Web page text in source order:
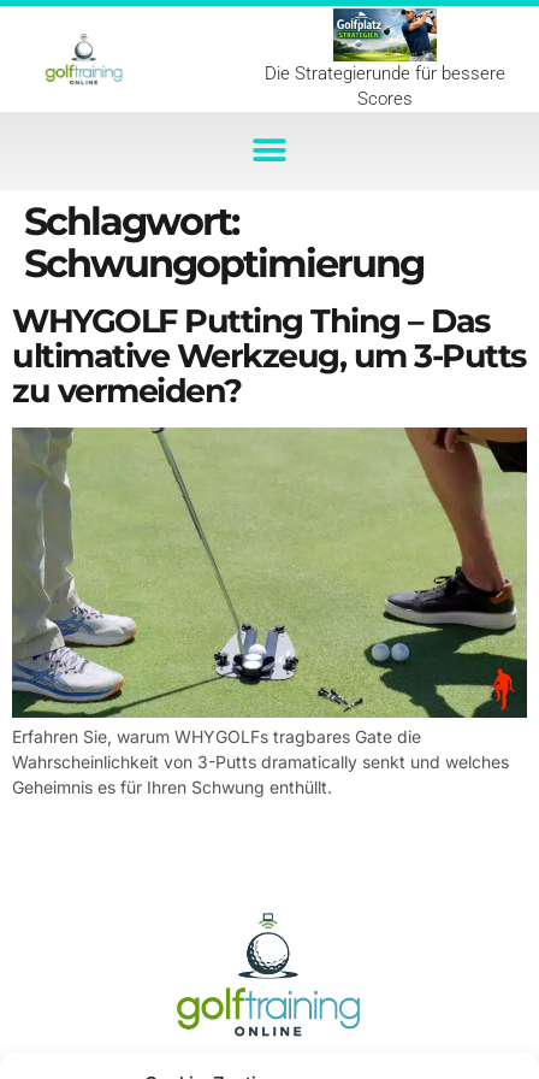
Die Strategierunde für bessere
Scores
Schlagwort:
Schwungoptimierung
WHYGOLF Putting Thing – Das
ultimative Werkzeug, um 3-Putts
zu vermeiden?
Erfahren Sie, warum WHYGOLFs tragbares Gate die
Wahrscheinlichkeit von 3-Putts dramatically senkt und welches
Geheimnis es für Ihren Schwung enthüllt.